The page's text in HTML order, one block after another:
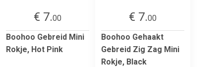
€ 7.00
Boohoo Gebreid Mini
Rokje, Hot Pink
€ 7.00
Boohoo Gehaakt
Gebreid Zig Zag Mini
Rokje, Black